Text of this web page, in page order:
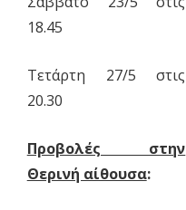
18.45
Τετάρτη 27/5 στις
20.30
Προβολές στην
Θερινή αίθουσα: